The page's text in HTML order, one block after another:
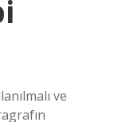
ve